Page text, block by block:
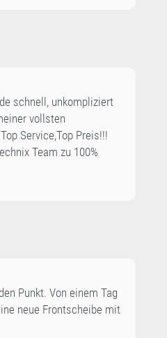
schnell, unkompliziert
vollsten
Service,Top Preis!!!
Team zu 100%
Punkt. Von einem Tag
neue Frontscheibe mit